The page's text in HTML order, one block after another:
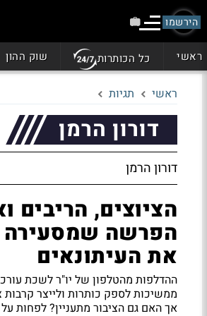
הירשמו
ראשי כל הכותרות שוק ההון
ראשי תגיות
דורון הרמן
דורון הרמן
הציוצים, הריבים
הפרשה שמסעירה
את העיתונאים
ההדלפות מהטלפון של יו"ר לשכת
ממשיכות לספק כותרות ולייצר קרבות
אך האם גם הציבור מתעניין? לפחות